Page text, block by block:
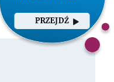
PRZEJDŹ